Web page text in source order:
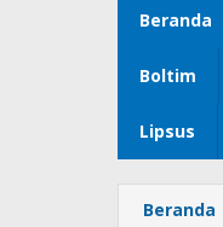
Beranda
Boltim
Lipsus
Beranda